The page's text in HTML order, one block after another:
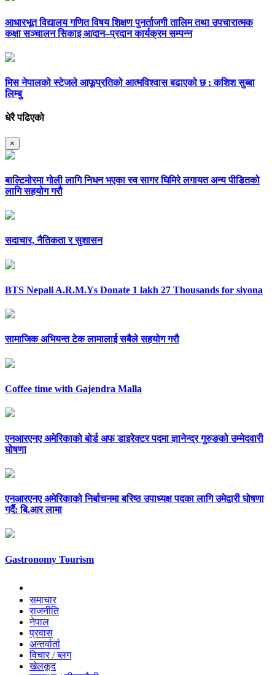
आधारभूत विद्यालय गणित विषय शिक्षण पुनर्ताजगी तालिम तथा उपचारात्मक
कक्षा सञ्चालन सिकाइ आदान–प्रदान कार्यक्रम सम्पन्न
मिस नेपालको स्टेजले आफूप्रतिको आत्मविश्वास बढाएको छ : कशिश सुब्बा
लिम्बु
धेरै पढिएको
×
बाल्टिमोरमा गोली लागि निधन भएका स्व सागर घिमिरे लगायत अन्य पीडितको
लागि सहयोग गरौ
सदाचार, नैतिकता र सुशासन
BTS Nepali A.R.M.Ys Donate 1 lakh 27 Thousands for siyona
सामाजिक अभियन्त टेक लामालाई सबैले सहयोग गरौ
Coffee time with Gajendra Malla
एनआरएनए अमेरिकाको बोर्ड अफ डाइरेक्टर पदमा ज्ञानेन्द्र गुरुङको उम्मेदवारी
घोषणा
एनआरएनए अमेरिकाको निर्बाचनमा बरिष्ठ उपाध्यक्ष पदका लागि उमेद्वारी घोषणा
गर्दै: बि.आर लामा
Gastronomy Tourism
समाचार
राजनीति
नेपाल
प्रवास
अन्तर्वार्ता
विचार / ब्लग
खेलकूद